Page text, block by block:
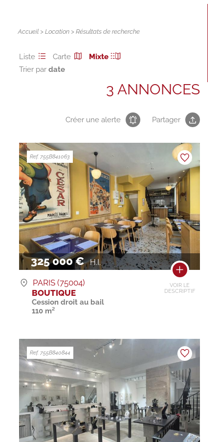
Accueil >Location > Résultats de recherche
Liste Carte
Mixte
Trier par
3 ANNONCES
Créer une alerte Partager
325 000 € H.I.
VOIR LE
DESCRIPTIF
Ref. 755B841063
PARIS (75004)
BOUTIQUE
Cession droit au bail
110 m²
Ref. 755B840844